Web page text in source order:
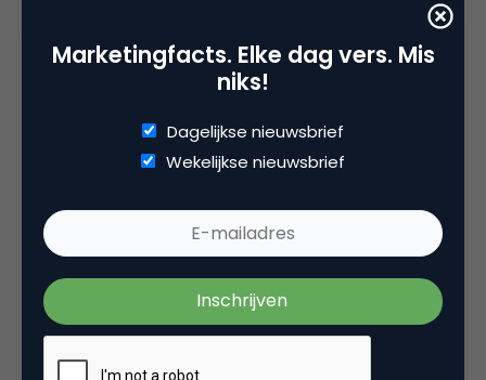
6 december 2004 om 08:24
Zwelgje
Een tijdje geleden al eens geprobeerd om aan
de hand van de MSN api een WIE lijst te maken,
nadeel was dat gebruikers zich moesten
registreren op mijn website met hun MSN
Marketingfacts. Elke dag vers. Mis
niks!
Dagelijkse nieuwsbrief
Wekelijkse nieuwsbrief